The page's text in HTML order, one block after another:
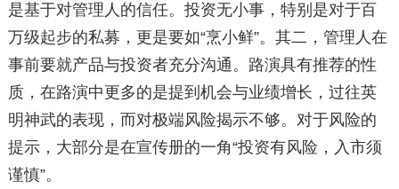
是基于对管理人的信任。投资无小事，特别是对于百
万级起步的私募，更是要如“烹小鲜”。其二，管理人在
事前要就产品与投资者充分沟通。路演具有推荐的性
质，在路演中更多的是提到机会与业绩增长，过往英
明神武的表现，而对极端风险揭示不够。对于风险的
提示，大部分是在宣传册的一角“投资有风险，入市须
谨慎”。